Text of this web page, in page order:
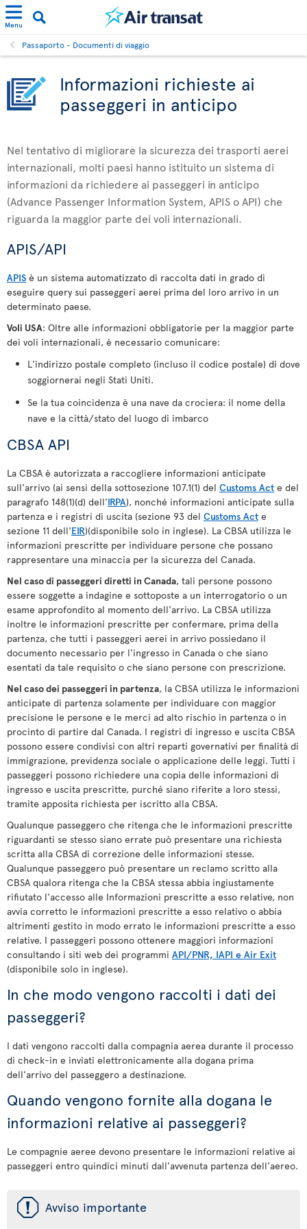
Menu
Passaporto - Documenti di viaggio
Informazioni richieste ai
passeggeri in anticipo
Nel tentativo di migliorare la sicurezza dei trasporti aerei
internazionali, molti paesi hanno istituito un sistema di
informazioni da richiedere ai passeggeri in anticipo
(Advance Passenger Information System, APIS o API) che
riguarda la maggior parte dei voli internazionali.
APIS/API
APIS è un sistema automatizzato di raccolta dati in grado di
eseguire query sui passeggeri aerei prima del loro arrivo in un
determinato paese.
Voli USA: Oltre alle informazioni obbligatorie per la maggior parte
dei voli internazionali, è necessario comunicare:
L'indirizzo postale completo (incluso il codice postale) di dove
soggiornerai negli Stati Uniti.
Se la tua coincidenza è una nave da crociera: il nome della
nave e la città/stato del luogo di imbarco
CBSA API
La CBSA è autorizzata a raccogliere informazioni anticipate
sull'arrivo (ai sensi della sottosezione 107.1(1) del Customs Act e del
paragrafo 148(1)(d) dell'IRPA), nonché informazioni anticipate sulla
partenza e i registri di uscita (sezione 93 del Customs Act e
sezione 11 dell'EIR)(disponibile solo in inglese). La CBSA utilizza le
informazioni prescritte per individuare persone che possano
rappresentare una minaccia per la sicurezza del Canada.
Nel caso di passeggeri diretti in Canada, tali persone possono
essere soggette a indagine e sottoposte a un interrogatorio o un
esame approfondito al momento dell'arrivo. La CBSA utilizza
inoltre le informazioni prescritte per confermare, prima della
partenza, che tutti i passeggeri aerei in arrivo possiedano il
documento necessario per l'ingresso in Canada o che siano
esentati da tale requisito o che siano persone con prescrizione.
Nel caso dei passeggeri in partenza, la CBSA utilizza le informazioni
anticipate di partenza solamente per individuare con maggior
precisione le persone e le merci ad alto rischio in partenza o in
procinto di partire dal Canada. I registri di ingresso e uscita CBSA
possono essere condivisi con altri reparti governativi per finalità di
immigrazione, previdenza sociale o applicazione delle leggi. Tutti i
passeggeri possono richiedere una copia delle informazioni di
ingresso e uscita prescritte, purché siano riferite a loro stessi,
tramite apposita richiesta per iscritto alla CBSA.
Qualunque passeggero che ritenga che le informazioni prescritte
riguardanti se stesso siano errate può presentare una richiesta
scritta alla CBSA di correzione delle informazioni stesse.
Qualunque passeggero può presentare un reclamo scritto alla
CBSA qualora ritenga che la CBSA stessa abbia ingiustamente
rifiutato l'accesso alle Informazioni prescritte a esso relative, non
avvia corretto le informazioni prescritte a esso relativo o abbia
altrimenti gestito in modo errato le informazioni prescritte a esso
relative. I passeggeri possono ottenere maggiori informazioni
consultando i siti web dei programmi API/PNR, IAPI e Air Exit
(disponibile solo in inglese).
In che modo vengono raccolti i dati dei
passeggeri?
I dati vengono raccolti dalla compagnia aerea durante il processo
di check-in e inviati elettronicamente alla dogana prima
dell'arrivo del passeggero a destinazione.
Quando vengono fornite alla dogana le
informazioni relative ai passeggeri?
Le compagnie aeree devono presentare le informazioni relative ai
passeggeri entro quindici minuti dall'avvenuta partenza dell'aereo.
ü Avviso importante